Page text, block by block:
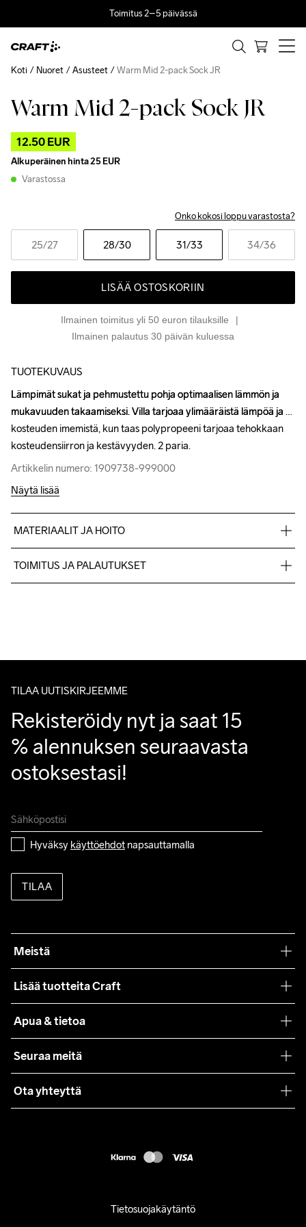
Toimitus 2–5 päivässä
Warm Mid 2-pack Sock JR
12.50 EUR
Alkuperäinen hinta25 EUR
Varastossa
Onko kokosi loppu varastosta?
25/27 28/30 31/33 34/36
LISÄÄ OSTOSKORIIN
Ilmainen toimitus yli 50 euron tilauksille
Ilmainen palautus 30 päivän kuluessa
Koti Nuoret Asusteet Warm Mid 2-pack Sock JR
Outlet
TUOTEKUVAUS
Lämpimät sukat ja pehmustettu pohja optimaalisen lämmön ja
mukavuuden takaamiseksi. Villa tarjoaa ylimääräistä lämpöä ja
kosteuden imemistä, kun taas polypropeeni tarjoaa tehokkaan
kosteudensiirron ja kestävyyden. 2 paria.
Artikkelin numero: 1909738-999000
Lämpimät sukat ja pehmustettu pohja optimaalisen lämmön ja
mukavuuden takaamiseksi. Villa tarjoaa ylimääräistä lämpöä ja
kosteuden imemistä, kun taas polypropeeni tarjoaa tehokkaan
kosteudensiirron ja kestävyyden. 2 paria.
Artikkelin numero: 1909738-999000
Näytä lisää
MATERIAALIT JA HOITO
TOIMITUS JA PALAUTUKSET
kysymyksiisi.
TILAA UUTISKIRJEEMME
Rekisteröidy nyt ja saat 15
% alennuksen seuraavasta
ostoksestasi!
Hyväksy käyttöehdot napsauttamalla
TILAA
Meistä
Lisää tuotteita Craft
Yhteistyöt
Lehdistö
Apua & tietoa
Käyttöehdot
Asiakaspalvelu
Seuraa meitä
Ota yhteyttä
Tietosuojakäytäntö